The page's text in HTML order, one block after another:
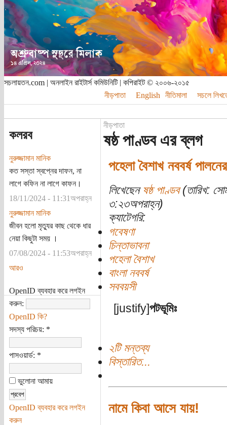
সচলায়তন.com | অনলাইন রাইটার্স কমিউনিটি | কপিরাইট © ২০০৬-২০১৫
নীড়পাতা
English নীতিমালা সচলে
কলরব
নুরুজ্জামান মানিক
কত সস্তা স্বপ্নের দাফন, না
লাগে কফিন না লাগে কাফন।
18/11/2024 - 11:31অপরাহ্ন
নুরুজ্জামান মানিক
জীবন হলো মৃত্যুর কাছ থেকে ধার
নেয়া কিছুটা সময় ।
07/08/2024 - 11:53অপরাহ্ন
আরও
OpenID ব্যবহার করে লগইন
করুন:
OpenID কি?
সদস্য পরিচয়: *
পাসওয়ার্ড: *
ভুলোনা আমায়
OpenID ব্যবহার করে লগইন
করুন
নীড়পাতা
ষষ্ঠ পাণ্ডব এর ব্লগ
পহেলা বৈশাখ নববর্ষ
লিখেছেন ষষ্ঠ পাণ্ডব(তারিখ:
৩:২৩অপরাহ্ন)
ক্যাটেগরি:
গবেষণা
চিন্তাভাবনা
পহেলা বৈশাখ
বাংলা নববর্ষ
সববয়সী
[justify]পটভূমিঃ
২টি মন্তব্য
বিস্তারিত...
নামে কিবা আসে যায়!